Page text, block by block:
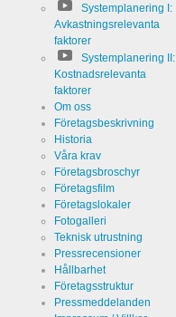
Systemplanering I:
Avkastningsrelevanta
faktorer
Systemplanering II:
Kostnadsrelevanta
faktorer
Om oss
Företagsbeskrivning
Historia
Våra krav
Företagsbroschyr
Företagsfilm
Företagslokaler
Fotogalleri
Teknisk utrustning
Pressrecensioner
Hållbarhet
Företagsstruktur
Pressmeddelanden